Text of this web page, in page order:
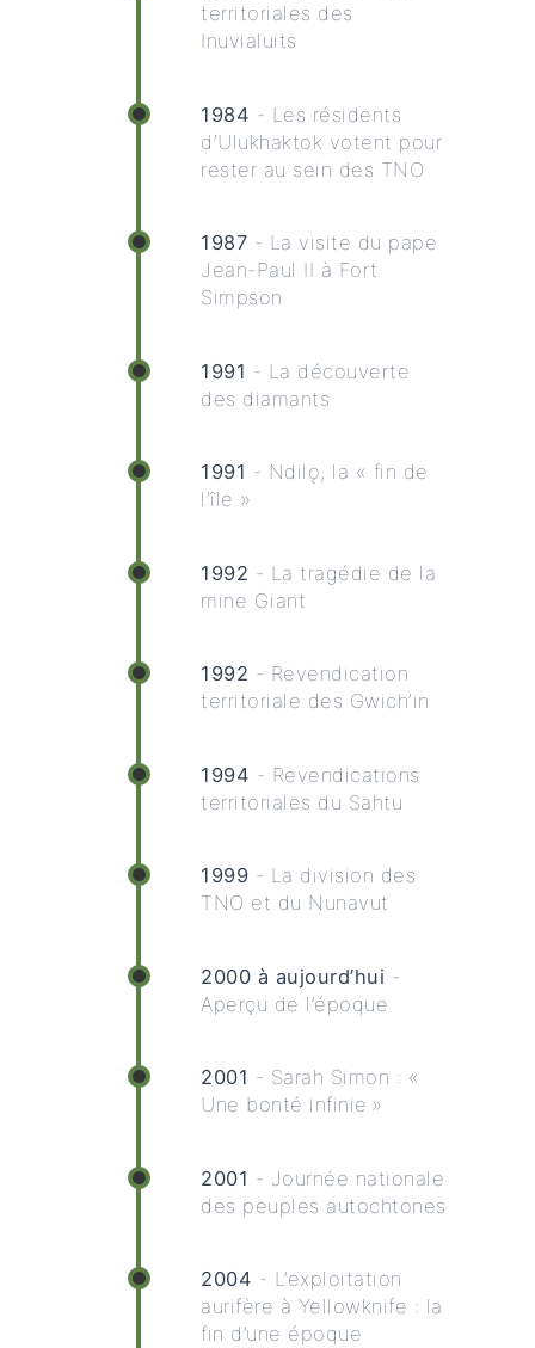
territoriales des
Inuvialuits
1984 - Les résidents
d’Ulukhaktok votent pour
rester au sein des TNO
1987 - La visite du pape
Jean-Paul II à Fort
Simpson
1991 - La découverte
des diamants
1991 - Ndilǫ, la « fin de
l’île »
1992 - La tragédie de la
mine Giant
1992 - Revendication
territoriale des Gwich’in
1994 - Revendications
territoriales du Sahtu
1999 - La division des
TNO et du Nunavut
2000 à aujourd’hui -
Aperçu de l’époque
2001 - Sarah Simon : «
Une bonté infinie »
2001 - Journée nationale
des peuples autochtones
2004 - L’exploitation
aurifère à Yellowknife : la
fin d’une époque